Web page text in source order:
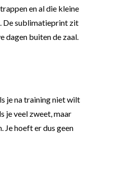
en al die kleine
De sublimatieprint zit
dagen buiten de zaal.
je na training niet wilt
je veel zweet, maar
hoeft er dus geen